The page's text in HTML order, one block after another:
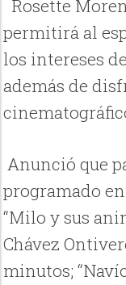
Rosette
permitirá al
los intereses
además de
Anunció que
programado
“Milo y sus
Chávez
minutos;